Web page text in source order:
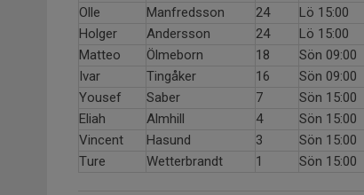
Olle
Manfredsson 24
Lö 15:00
Holger
Andersson 24
Lö 15:00
Matteo
Ölmeborn 18
Sön 09:00
Ivar
Tingåker 16
Sön 09:00
Yousef
Saber 7
Sön 15:00
Eliah
Almhill 4
Sön 15:00
Vincent
Hasund 3
Sön 15:00
Ture
Wetterbrandt 1 Sön 15:00